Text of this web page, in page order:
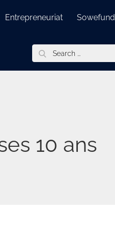
Entrepreneuriat Sowefund
Search
for:
10 ans